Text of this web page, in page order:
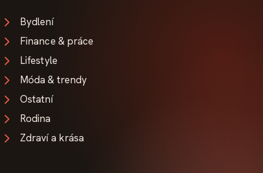
Bydlení
Finance & práce
Lifestyle
Móda & trendy
Ostatní
Rodina
Zdraví a krása